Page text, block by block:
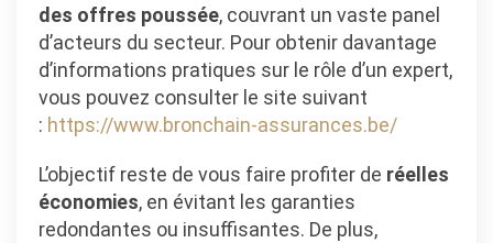
des offres poussée, couvrant un vaste panel
d’acteurs du secteur. Pour obtenir davantage
d’informations pratiques sur le rôle d’un expert,
vous pouvez consulter le site suivant
: https://www.bronchain-assurances.be/
L’objectif reste de vous faire profiter de réelles
économies, en évitant les garanties
redondantes ou insuffisantes. De plus,